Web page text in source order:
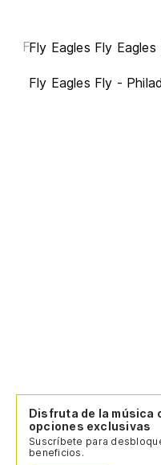
FFly Eagles Fly
Fly Eagles Fly -
Disfruta de la música
opciones exclusivas
Suscríbete para
beneficios.